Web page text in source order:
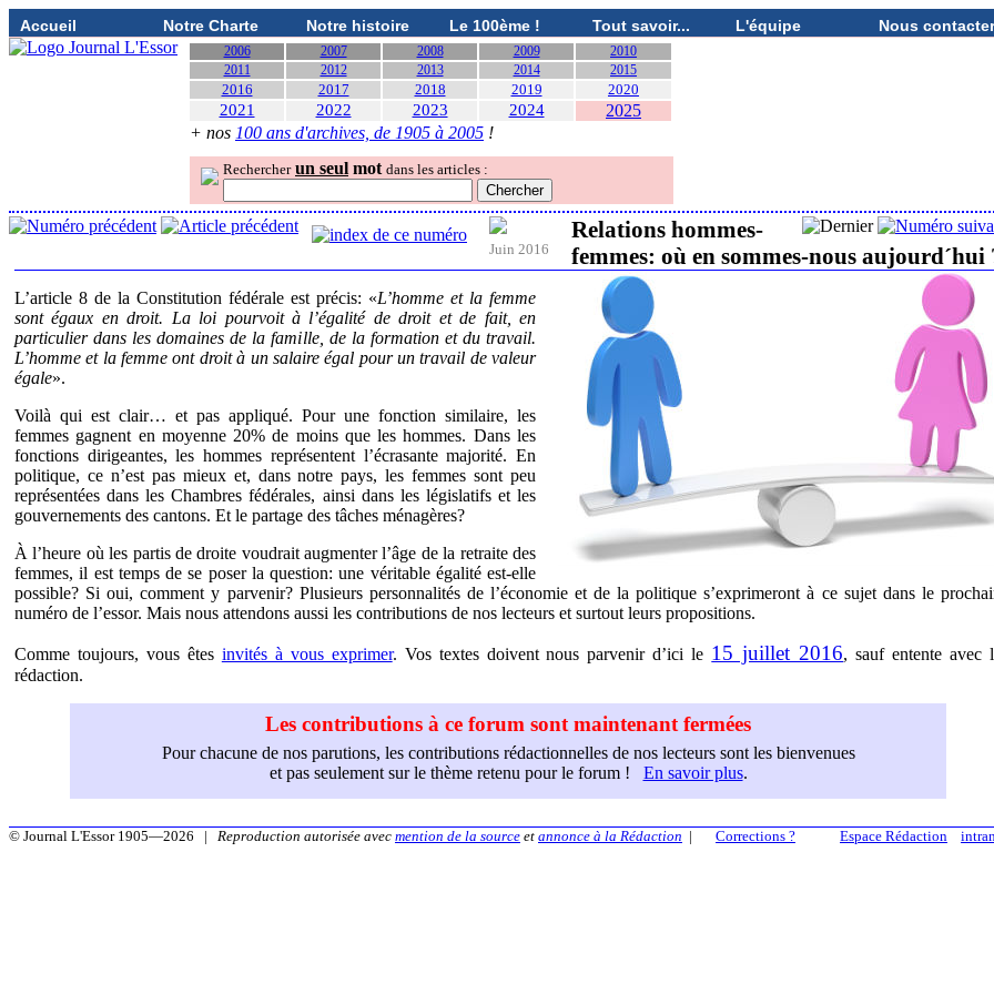
Accueil Notre Charte Notre histoire Le 100ème ! Tout savoir... L'équipe Nous contacter
2006 2007 2008 2009
2010
2011
2012 2013 2014 2015
2016 2017 2018 2019 2020
2021 2022 2023 2024
2025
+ nos 100 ans d'archives, de 1905 à 2005 !
Rechercher un seul mot dans les articles :
Juin 2016
Relations hommes-
femmes: où en sommes-nous aujourd´hui
L’article 8 de la Constitution fédérale est précis: «L’homme et la femme
sont égaux en droit. La loi pourvoit à l’égalité de droit et de fait, en
particulier dans les domaines de la famille, de la formation et du travail.
L’homme et la femme ont droit à un salaire égal pour un travail de valeur
égale».
Voilà qui est clair… et pas appliqué. Pour une fonction similaire, les
femmes gagnent en moyenne 20% de moins que les hommes. Dans les
fonctions dirigeantes, les hommes représentent l’écrasante majorité. En
politique, ce n’est pas mieux et, dans notre pays, les femmes sont peu
représentées dans les Chambres fédérales, ainsi dans les législatifs et les
gouvernements des cantons. Et le partage des tâches ménagères?
À l’heure où les partis de droite voudrait augmenter l’âge de la retraite des
femmes, il est temps de se poser la question: une véritable égalité est-elle
possible? Si oui, comment y parvenir? Plusieurs personnalités de l’économie et de la politique s’exprimeront à ce sujet dans le
numéro de l’essor. Mais nous attendons aussi les contributions de nos lecteurs et surtout leurs propositions.
Comme toujours, vous êtes invités à vous exprimer. Vos textes doivent nous parvenir d’ici le 15 juillet 2016, sauf entente avec
rédaction.
Les contributions à ce forum sont maintenant fermées
Pour chacune de nos parutions, les contributions rédactionnelles de nos lecteurs sont les bienvenues
et pas seulement sur le thème retenu pour le forum ! En savoir plus.
Espace Rédaction
© Journal L'Essor 1905—2026 | Reproduction autorisée avec mention de la source et annonce à la Rédaction | Corrections ?